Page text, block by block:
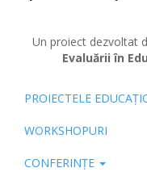
Un proiect dezvoltat
Evaluării în
Pub
PROIECTELE
WORKSHOPURI
CONFERINȚE